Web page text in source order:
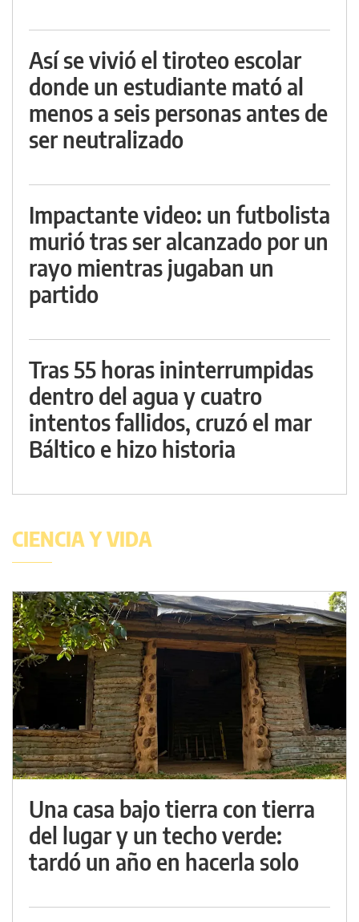
Así se vivió el tiroteo escolar
donde un estudiante mató al
menos a seis personas antes de
ser neutralizado
Impactante video: un futbolista
murió tras ser alcanzado por un
rayo mientras jugaban un
partido
Tras 55 horas ininterrumpidas
dentro del agua y cuatro
intentos fallidos, cruzó el mar
Báltico e hizo historia
CIENCIA Y VIDA
Una casa bajo tierra con tierra
del lugar y un techo verde:
tardó un año en hacerla solo